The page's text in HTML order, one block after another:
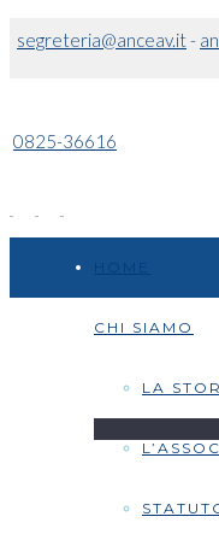
segreteria@anceav.it-
0825-36616
CHI SIAMO
LA